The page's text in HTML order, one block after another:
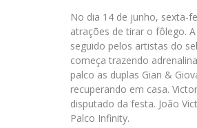
No dia 14 de junho, sexta-
atrações de tirar o fôlego.
seguido pelos artistas do
começa trazendo
palco as duplas Gian &
recuperando em casa.
disputado da festa. João
Palco Infinity.